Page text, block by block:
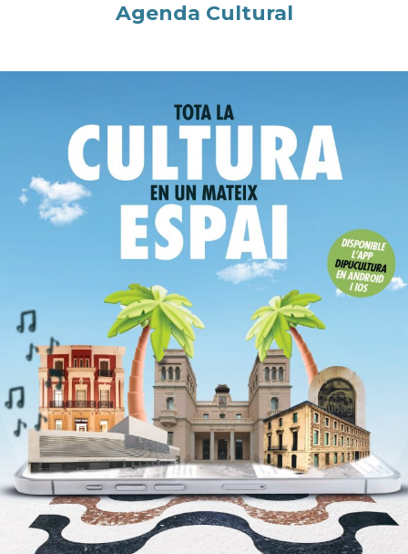
Agenda Cultural